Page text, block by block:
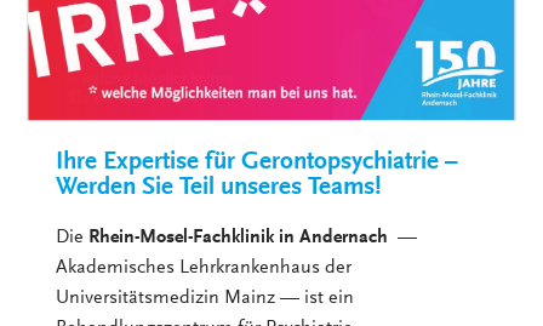
Ihre Expertise für Gerontopsychiatrie –
Werden Sie Teil unseres Teams!
Die Rhein-Mosel-Fachklinik in Andernach —
Akademisches Lehrkrankenhaus der
Universitätsmedizin Mainz — ist ein